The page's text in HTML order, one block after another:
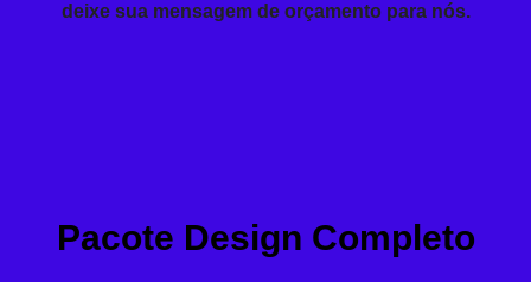
deixe sua mensagem de orçamento para nós.
Pacote Design Completo